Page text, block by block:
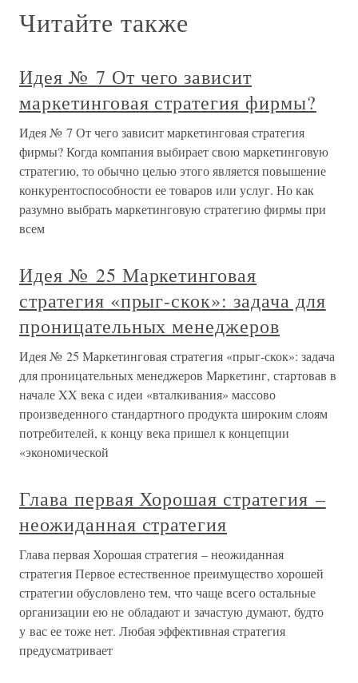
Читайте также
Идея № 7 От чего зависит
маркетинговая стратегия фирмы?
Идея № 7 От чего зависит маркетинговая стратегия
фирмы? Когда компания выбирает свою маркетинговую
стратегию, то обычно целью этого является повышение
конкурентоспособности ее товаров или услуг. Но как
разумно выбрать маркетинговую стратегию фирмы при
всем
Идея № 25 Маркетинговая
стратегия «прыг-скок»: задача для
проницательных менеджеров
Идея № 25 Маркетинговая стратегия «прыг-скок»: задача
для проницательных менеджеров Маркетинг, стартовав в
начале XX века с идеи «вталкивания» массово
произведенного стандартного продукта широким слоям
потребителей, к концу века пришел к концепции
«экономической
Глава первая Хорошая стратегия –
неожиданная стратегия
Глава первая Хорошая стратегия – неожиданная
стратегия Первое естественное преимущество хорошей
стратегии обусловлено тем, что чаще всего остальные
организации ею не обладают и зачастую думают, будто
у вас ее тоже нет. Любая эффективная стратегия
предусматривает